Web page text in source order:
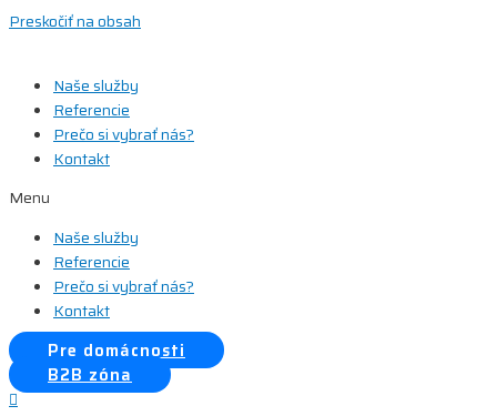
Preskočiť na obsah
Naše služby
Referencie
Prečo si vybrať nás?
Kontakt
Menu
Naše služby
Referencie
Prečo si vybrať nás?
Kontakt
Pre domácnosti
B2B zóna